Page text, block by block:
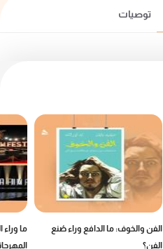
توصيات
الفن والخوف: ما الدافع وراء صُنع
الفن؟
ما وراء